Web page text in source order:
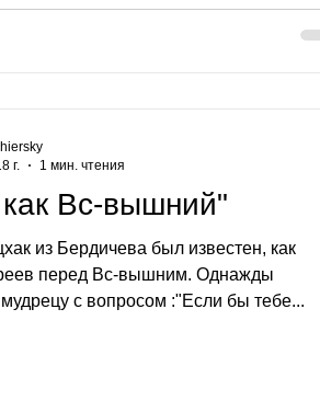
Вс-вышний"
из Бердичева был известен, как
перед Вс-вышним. Однажды
с вопросом :"Если бы тебе...
г.
1 мин. чтения